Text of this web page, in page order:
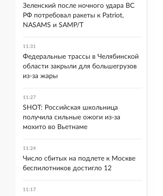
Зеленский после ночного удара ВС
РФ потребовал ракеты к Patriot,
NASAMS и SAMP/T
11:31
Федеральные трассы в Челябинской
области закрыли для большегрузов
из-за жары
11:27
SHOT: Российская школьница
получила сильные ожоги из-за
мохито во Вьетнаме
11:24
Число сбитых на подлете к Москве
беспилотников достигло 12
11:17